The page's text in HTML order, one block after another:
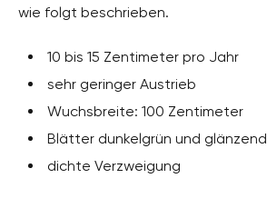
wie folgt beschrieben.
10 bis 15 Zentimeter pro Jahr
sehr geringer Austrieb
Wuchsbreite: 100 Zentimeter
Blätter dunkelgrün und glänzend
dichte Verzweigung